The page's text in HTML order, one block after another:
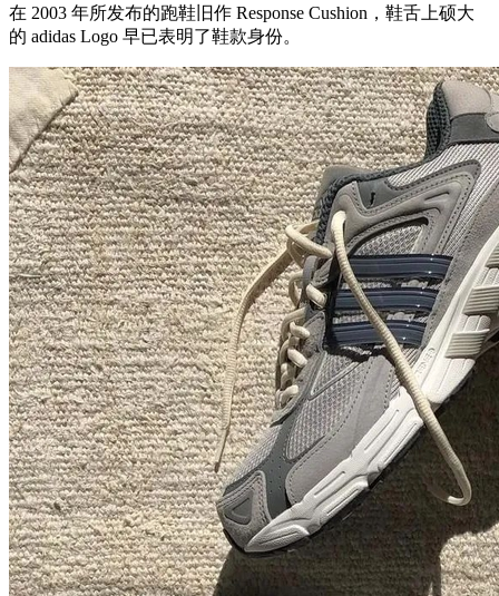
在 2003 年所发布的跑鞋旧作 Response Cushion，鞋舌上硕大
的 adidas Logo 早已表明了鞋款身份。